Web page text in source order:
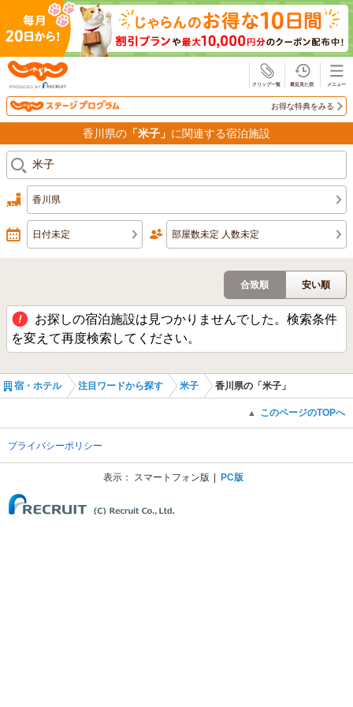
お得な特典をみる
香川県の 「米子」 に関連する宿泊施設
香川県
日付未定 部屋数未定 人数未定
合致順 安い順
お探しの宿泊施設は見つかりませんでした。検索条件
を変えて再度検索してください。
宿・ホテル 注目ワードから探す 米子 香川県の「米子」
▲ このページのTOPへ
プライバシーポリシー
表示： スマートフォン版 PC版